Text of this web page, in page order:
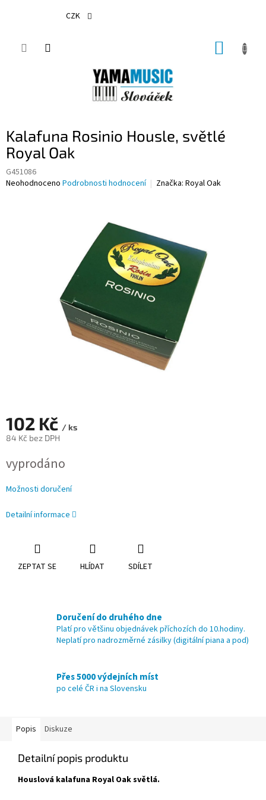
CZK
Kalafuna Rosinio Housle, světlé
Royal Oak
G451086
Průměrné
Neohodnoceno Podrobnosti hodnocení Značka: Royal Oak
102 Kč / ks
84 Kč bez DPH
cena:
vyprodáno
Možnosti doručení
Detailní informace
ZEPTAT SE HLÍDAT SDÍLET
Doručení do druhého dne
Platí pro většinu objednávek příchozích do 10.hodiny.
Neplatí pro nadrozměrné zásilky (digitální piana a pod)
Přes 5000 výdejních míst
po celé ČR i na Slovensku
Popis Diskuze
Detailní popis produktu
Houslová kalafuna Royal Oak světlá.